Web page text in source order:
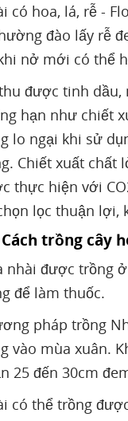
có hoa, lá, rễ -
đào lấy rễ
nở mới có thể
được tinh dầu,
hạn như chiết
lo ngại khi sử
Chiết xuất chất
thực hiện với
lọc thuận
trồng cây
nhài được trồng
để làm thuốc.
pháp trồng
vào mùa xuân.
25 đến 30cm
có thể trồng